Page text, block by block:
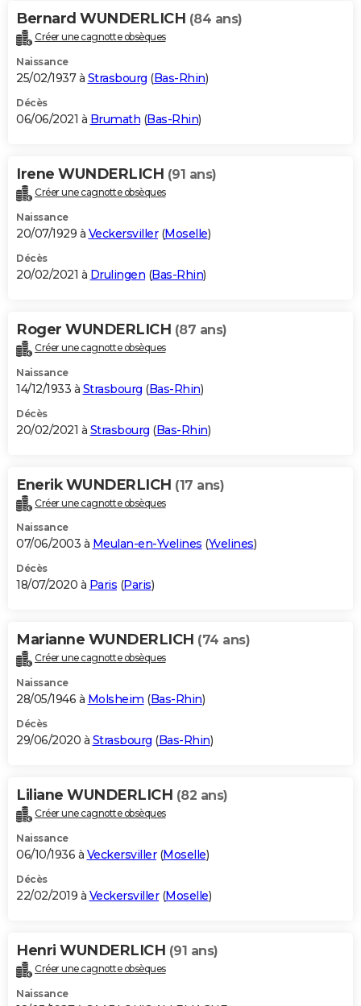
Bernard WUNDERLICH (84 ans)
Créer une cagnotte obsèques
Naissance
25/02/1937 à Strasbourg (Bas-Rhin)
Décès
06/06/2021 à Brumath (Bas-Rhin)
Irene WUNDERLICH (91 ans)
Créer une cagnotte obsèques
Naissance
20/07/1929 à Veckersviller(Moselle)
Décès
20/02/2021 à Drulingen (Bas-Rhin)
Roger WUNDERLICH (87 ans)
Créer une cagnotte obsèques
Naissance
14/12/1933 à Strasbourg (Bas-Rhin)
Décès
20/02/2021 à Strasbourg (Bas-Rhin)
Enerik WUNDERLICH (17 ans)
Créer une cagnotte obsèques
Naissance
07/06/2003 à Meulan-en-Yvelines (Yvelines)
Décès
18/07/2020 à Paris (Paris)
Marianne WUNDERLICH (74 ans)
Créer une cagnotte obsèques
Naissance
28/05/1946 à Molsheim (Bas-Rhin)
Décès
29/06/2020 à Strasbourg (Bas-Rhin)
Liliane WUNDERLICH (82 ans)
Créer une cagnotte obsèques
Naissance
06/10/1936 à Veckersviller(Moselle)
Décès
22/02/2019 à Veckersviller(Moselle)
Henri WUNDERLICH (91 ans)
Créer une cagnotte obsèques
Naissance